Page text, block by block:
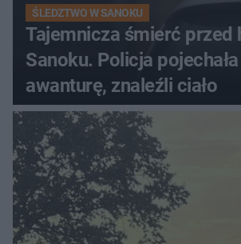
ŚLEDZTWO W SANOKU
Tajemnicza śmierć przed
Sanoku. Policja
awanturę, znaleźli ciało